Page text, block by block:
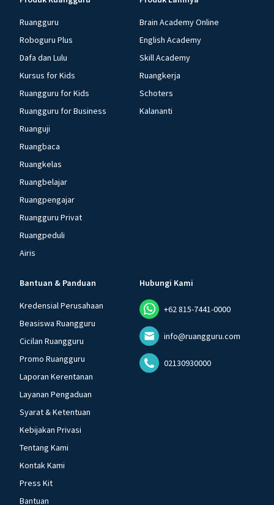
Ruangguru
Roboguru Plus
Dafa dan Lulu
Kursus for Kids
Ruangguru for Kids
Ruangguru for Business
Ruanguji
Ruangbaca
Ruangkelas
Ruangbelajar
Ruangpengajar
Ruangguru Privat
Ruangpeduli
Airis
Brain Academy Online
English Academy
Skill Academy
Ruangkerja
Schoters
Kalananti
Bantuan & Panduan
Kredensial Perusahaan
Beasiswa Ruangguru
Cicilan Ruangguru
Promo Ruangguru
Laporan Kerentanan
Layanan Pengaduan
Syarat & Ketentuan
Kebijakan Privasi
Tentang Kami
Kontak Kami
Press Kit
Bantuan
Hubungi Kami
+62 815-7441-0000
info@ruangguru.com
02130930000